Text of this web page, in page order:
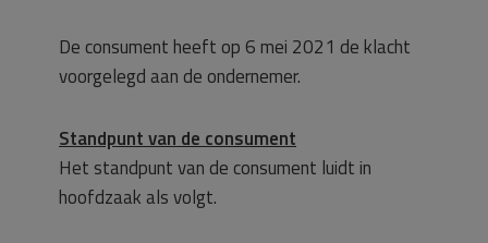
De consument heeft op 6 mei 2021 de klacht
voorgelegd aan de ondernemer.
Standpunt van de consument
Het standpunt van de consument luidt in
hoofdzaak als volgt.